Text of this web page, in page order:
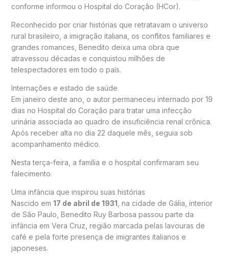
conforme informou o Hospital do Coração (HCor).
Reconhecido por criar histórias que retratavam o universo
rural brasileiro, a imigração italiana, os conflitos familiares e
grandes romances, Benedito deixa uma obra que
atravessou décadas e conquistou milhões de
telespectadores em todo o país.
Internações e estado de saúde
Em janeiro deste ano, o autor permaneceu internado por 19
dias no Hospital do Coração para tratar uma infecção
urinária associada ao quadro de insuficiência renal crônica.
Após receber alta no dia 22 daquele mês, seguia sob
acompanhamento médico.
Nesta terça-feira, a família e o hospital confirmaram seu
falecimento.
Uma infância que inspirou suas histórias
Nascido em 17 de abril de 1931 , na cidade de Gália, interior
de São Paulo, Benedito Ruy Barbosa passou parte da
infância em Vera Cruz, região marcada pelas lavouras de
café e pela forte presença de imigrantes italianos e
japoneses.